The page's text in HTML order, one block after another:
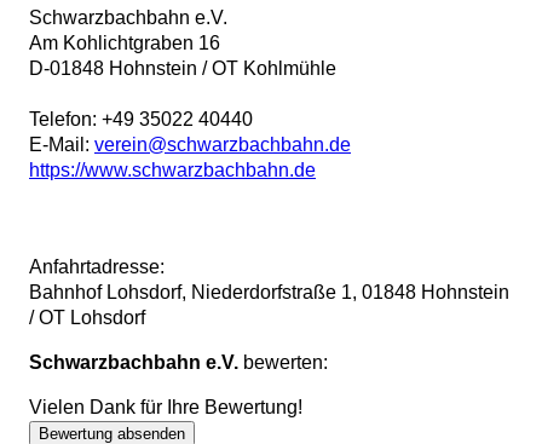
Schwarzbachbahn e.V.
Am Kohlichtgraben 16
D-01848 Hohnstein / OT Kohlmühle
Telefon: +49 35022 40440
E-Mail: verein@schwarzbachbahn.de
https://www.schwarzbachbahn.de
Anfahrtadresse:
Bahnhof Lohsdorf, Niederdorfstraße 1, 01848 Hohnstein
/ OT Lohsdorf
Schwarzbachbahn e.V. bewerten:
Vielen Dank für Ihre Bewertung!
Bewertung absenden